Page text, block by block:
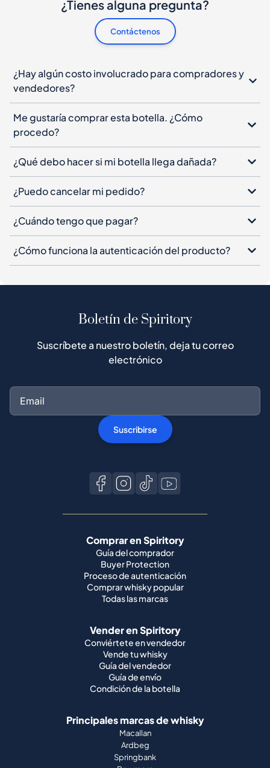
¿Tienes alguna pregunta?
Contáctenos
¿Hay algún costo involucrado para compradores y
vendedores?
Me gustaría comprar esta botella. ¿Cómo
procedo?
¿Qué debo hacer si mi botella llega dañada?
¿Puedo cancelar mi pedido?
¿Cuándo tengo que pagar?
¿Cómo funciona la autenticación del producto?
Boletín de Spiritory
Suscríbete a nuestro boletín, deja tu correo
electrónico
Suscribirse
Comprar en Spiritory
Guía del comprador
Buyer Protection
Proceso de autenticación
Comprar whisky popular
Todas las marcas
Vender en Spiritory
Conviértete en vendedor
Vende tu whisky
Guía del vendedor
Guía de envío
Condición de la botella
Principales marcas de whisky
Macallan
Ardbeg
Springbank